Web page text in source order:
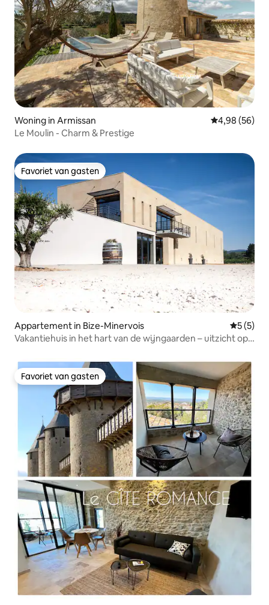
Woning in Armissan Gemiddelde
4,98 (56)
Le Moulin - Charm & Prestige
Favoriet van gasten
Favoriet van gasten
Appartement in Bize-Minervois
5 (5)
Vakantiehuis in het hart van de wijngaarden – uitzicht op
Favoriet van gasten
Favoriet van gasten